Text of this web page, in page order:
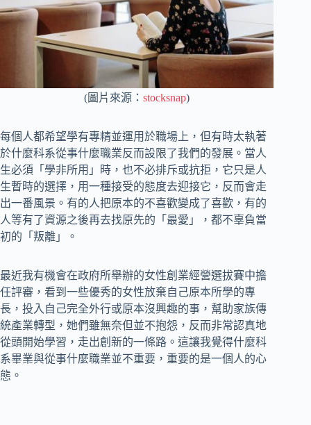
(圖片來源：stocksnap)
每個人都希望學有專精並運用於職場上，但有時太執著
於什麼科系從事什麼職業反而設限了我們的發展。當人
生必須「學非所用」時，也不必排斥或抗拒，它只是人
生暫時的選擇，用一種接受的態度去迎接它，反而會走
出一番風景。有的人把原本的不喜歡變成了喜歡，有的
人等有了資源之後再去找原先的「最愛」，都不辜負當
初的「叛離」。
最近我有機會在政府所舉辦的女性創業經營選拔賽中擔
任評審，看到一些優秀的女性放棄自己原本所學的專
長，投入自己完全外行或原本沒興趣的事，幫助家族傳
統產業轉型，她們雖無奈但並不抱怨，反而非常認真地
從頭開始學習，走出創新的一條路。這讓我覺得什麼科
系畢業與從事什麼職業並不重要，重要的是一個人的心
態。